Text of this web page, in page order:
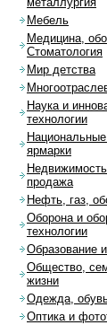
Мебель
Медицина,
Стоматология
Мир детства
Наука и
технологии
ярмарки
продажа
Нефть, газ,
Оборона и
технологии
Образование
Общество,
жизни
Одежда,
Оптика и